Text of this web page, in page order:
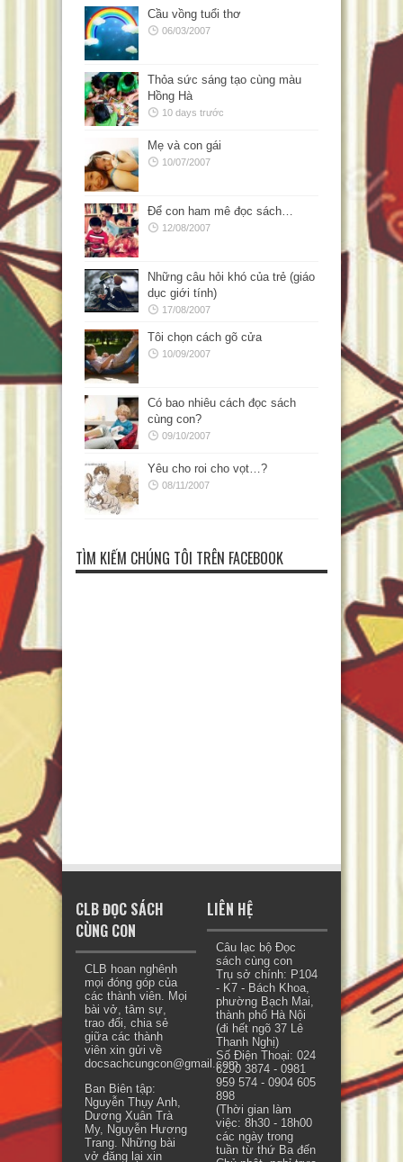
Cầu vồng tuổi thơ
06/03/2007
Thỏa sức sáng tạo cùng màu
Hồng Hà
10 days trước
Mẹ và con gái
10/07/2007
Để con ham mê đọc sách…
12/08/2007
Những câu hỏi khó của trẻ (giáo
dục giới tính)
17/08/2007
Tôi chọn cách gõ cửa
10/09/2007
Có bao nhiêu cách đọc sách
cùng con?
09/10/2007
Yêu cho roi cho vọt…?
08/11/2007
TÌM KIẾM CHÚNG TÔI TRÊN FACEBOOK
CLB ĐỌC SÁCH
CÙNG CON
CLB hoan nghênh
mọi đóng góp của
các thành viên. Mọi
bài vở, tâm sự,
trao đổi, chia sẻ
giữa các thành
viên xin gửi về
docsachcungcon@gmail.com.
Ban Biên tập:
Nguyễn Thụy Anh,
Dương Xuân Trà
My, Nguyễn Hương
Trang. Những bài
vở đăng lại xin
LIÊN HỆ
Câu lạc bộ Đọc
sách cùng con
Trụ sở chính: P104
- K7 - Bách Khoa,
phường Bạch Mai,
thành phố Hà Nội
(đi hết ngõ 37 Lê
Thanh Nghị)
Số Điện Thoại: 024
6290 3874 - 0981
959 574 - 0904 605
898
(Thời gian làm
việc: 8h30 - 18h00
các ngày trong
tuần từ thứ Ba đến